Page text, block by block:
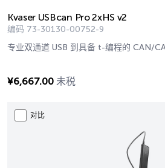
Kvaser USBcan Pro 2xHS v2
编码 73-30130-00752-9
专业双通道 USB 到具备 t-编程的 CAN/
¥6,667.00 未税
对比